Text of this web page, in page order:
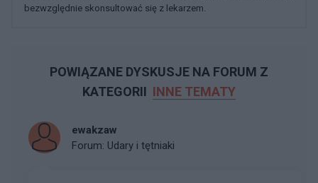
bezwzględnie skonsultować się z lekarzem.
POWIĄZANE DYSKUSJE NA FORUM Z
KATEGORII INNE TEMATY
ewakzaw
Forum: Udary i tętniaki